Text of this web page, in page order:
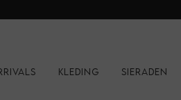
Kleding Sieraden